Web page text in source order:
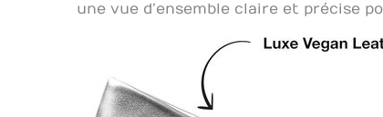
une vue d’ensemble claire et précise